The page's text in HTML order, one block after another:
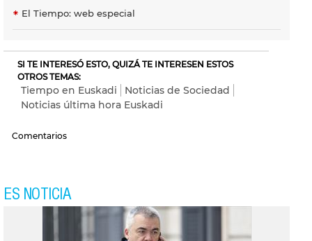
El Tiempo: web especial
SI TE INTERESÓ ESTO, QUIZÁ TE INTERESEN ESTOS
OTROS TEMAS:
Tiempo en Euskadi
Noticias de Sociedad
Noticias última hora Euskadi
Comentarios
ES NOTICIA